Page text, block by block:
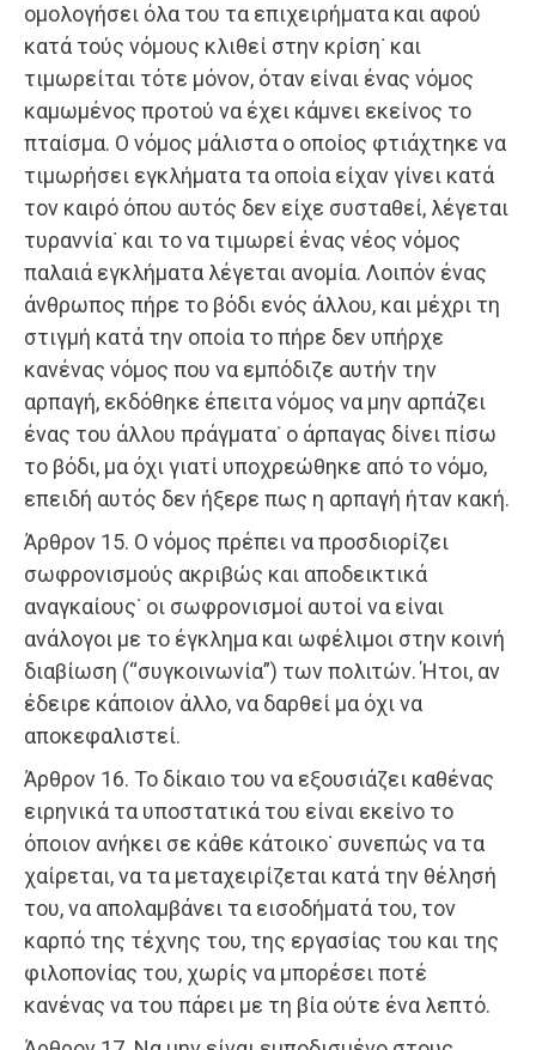
ομολογήσει όλα του τα επιχειρήματα και αφού
κατά τούς νόμους κλιθεί στην κρίση˙ και
τιμωρείται τότε μόνον, όταν είναι ένας νόμος
καμωμένος προτού να έχει κάμνει εκείνος το
πταίσμα. Ο νόμος μάλιστα ο οποίος φτιάχτηκε να
τιμωρήσει εγκλήματα τα οποία είχαν γίνει κατά
τον καιρό όπου αυτός δεν είχε συσταθεί, λέγεται
τυραννία˙ και το να τιμωρεί ένας νέος νόμος
παλαιά εγκλήματα λέγεται ανομία. Λοιπόν ένας
άνθρωπος πήρε το βόδι ενός άλλου, και μέχρι τη
στιγμή κατά την οποία το πήρε δεν υπήρχε
κανένας νόμος που να εμπόδιζε αυτήν την
αρπαγή, εκδόθηκε έπειτα νόμος να μην αρπάζει
ένας του άλλου πράγματα˙ ο άρπαγας δίνει πίσω
το βόδι, μα όχι γιατί υποχρεώθηκε από το νόμο,
επειδή αυτός δεν ήξερε πως η αρπαγή ήταν κακή.
Άρθρον 15. Ο νόμος πρέπει να προσδιορίζει
σωφρονισμούς ακριβώς και αποδεικτικά
αναγκαίους˙ οι σωφρονισμοί αυτοί να είναι
ανάλογοι με το έγκλημα και ωφέλιμοι στην κοινή
διαβίωση (“συγκοινωνία”) των πολιτών. Ήτοι, αν
έδειρε κάποιον άλλο, να δαρθεί μα όχι να
αποκεφαλιστεί.
Άρθρον 16. Το δίκαιο του να εξουσιάζει καθένας
ειρηνικά τα υποστατικά του είναι εκείνο το
όποιον ανήκει σε κάθε κάτοικο˙ συνεπώς να τα
χαίρεται, να τα μεταχειρίζεται κατά την θέλησή
του, να απολαμβάνει τα εισοδήματά του, τον
καρπό της τέχνης του, της εργασίας του και της
φιλοπονίας του, χωρίς να μπορέσει ποτέ
κανένας να του πάρει με τη βία ούτε ένα λεπτό.